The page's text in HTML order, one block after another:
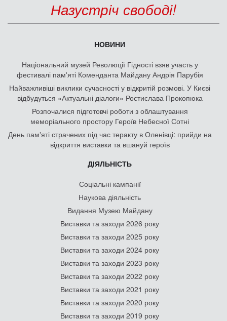
Назустріч свободі!
НОВИНИ
Національний музей Революції Гідності взяв участь у
фестивалі пам'яті Коменданта Майдану Андрія Парубія
Найважливіші виклики сучасності у відкритій розмові. У Києві
відбудуться «Актуальні діалоги» Ростислава Прокопюка
Розпочалися підготовчі роботи з облаштування
меморіального простору Героїв Небесної Сотні
День памʼяті страчених під час теракту в Оленівці: прийди на
відкриття виставки та вшануй героїв
ДІЯЛЬНІСТЬ
Соціальні кампанії
Наукова діяльність
Видання Музею Майдану
Виставки та заходи 2026 року
Виставки та заходи 2025 року
Виставки та заходи 2024 року
Виставки та заходи 2023 року
Виставки та заходи 2022 року
Виставки та заходи 2021 року
Виставки та заходи 2020 року
Виставки та заходи 2019 року